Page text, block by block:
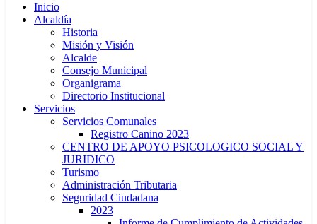
Inicio
Alcaldía
Historia
Misión y Visión
Alcalde
Consejo Municipal
Organigrama
Directorio Institucional
Servicios
Servicios Comunales
Registro Canino 2023
CENTRO DE APOYO PSICOLOGICO SOCIAL Y
JURIDICO
Turismo
Administración Tributaria
Seguridad Ciudadana
2023